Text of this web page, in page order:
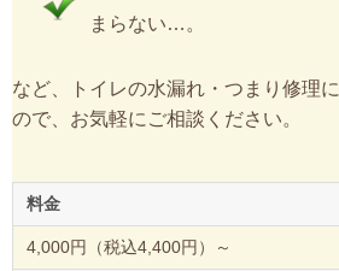
まらない…。
など、トイレの水漏れ・つまり修理
ので、お気軽にご相談ください。
料金
4,000円（税込4,400円）～